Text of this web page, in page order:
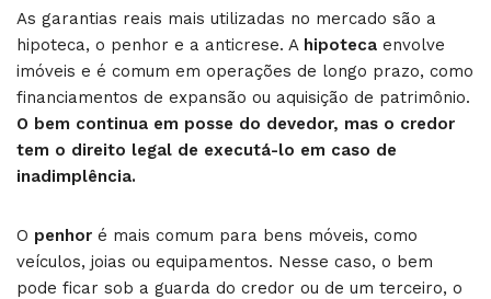
As garantias reais mais utilizadas no mercado são a
hipoteca, o penhor e a anticrese. A hipoteca envolve
imóveis e é comum em operações de longo prazo, como
financiamentos de expansão ou aquisição de patrimônio.
O bem continua em posse do devedor, mas o credor
tem o direito legal de executá-lo em caso de
inadimplência.
O penhor é mais comum para bens móveis, como
veículos, joias ou equipamentos. Nesse caso, o bem
pode ficar sob a guarda do credor ou de um terceiro, o